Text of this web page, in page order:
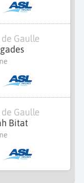
Gaulle
Gaulle
Bitat